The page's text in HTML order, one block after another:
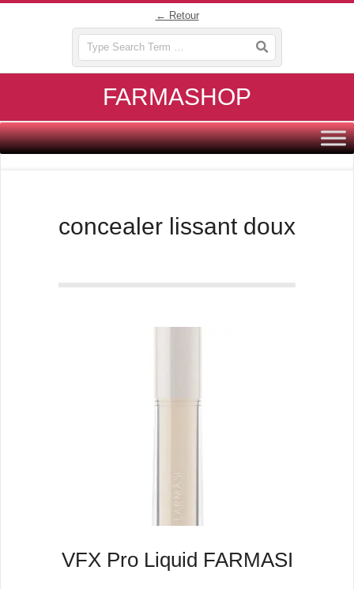
← Retour
FARMASHOP
Primary
Navigation
concealer lissant doux
VFX Pro Liquid FARMASI